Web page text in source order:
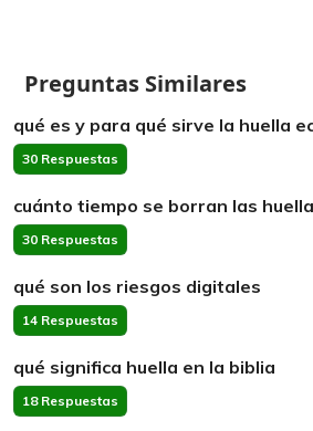
Preguntas Similares
qué es y para qué sirve la huella
30 Respuestas
cuánto tiempo se borran las
30 Respuestas
qué son los riesgos digitales
14 Respuestas
qué significa huella en la biblia
18 Respuestas